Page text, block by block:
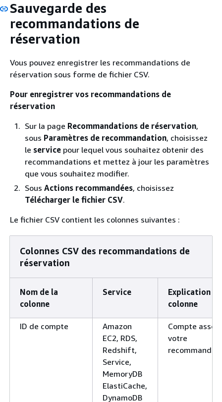
Sauvegarde des
recommandations de
réservation
Vous pouvez enregistrer les recommandations de
réservation sous forme de fichier CSV.
Pour enregistrer vos recommandations de
réservation
Sur la page Recommandations de réservation,
sous Paramètres de recommandation, choisissez
le service pour lequel vous souhaitez obtenir des
recommandations et mettez à jour les paramètres
que vous souhaitez modifier.
Sous Actions recommandées, choisissez
Télécharger le fichier CSV.
Le fichier CSV contient les colonnes suivantes :
Colonnes CSV des recommandations de
réservation
Nom de la
colonne
Service
Explication
colonne
ID de compte
Amazon
EC2, RDS,
Redshift,
Service,
MemoryDB
ElastiCache,
DynamoDB
Compte
votre